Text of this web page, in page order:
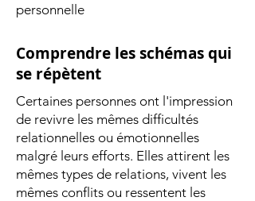
personnelle
Comprendre les schémas qui
se répètent
Certaines personnes ont l'impression
de revivre les mêmes difficultés
relationnelles ou émotionnelles
malgré leurs efforts. Elles attirent les
mêmes types de relations, vivent les
mêmes conflits ou ressentent les